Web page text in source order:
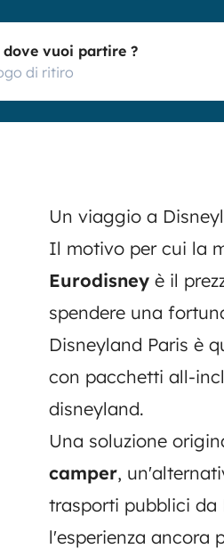
dove vuoi partire ?
Un viaggio a
Il motivo per cui la
Eurodisney è il
spendere una
Disneyland Paris è
con pacchetti all-
disneyland.
Una soluzione
camper,
trasporti pubblici da
l'esperienza ancora